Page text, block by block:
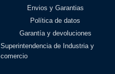
Envios y Garantias
Política de datos
Garantía y devoluciones
Superintendencia de Industria y
comercio